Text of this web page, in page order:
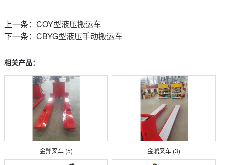
上一条： COY型液压搬运车
下一条： CBYG型液压手动搬运车
相关产品：
金鼎叉车 (5) 金鼎叉车 (3)